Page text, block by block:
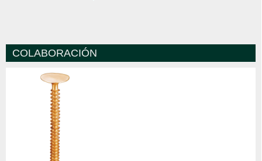
COLABORACIÓN